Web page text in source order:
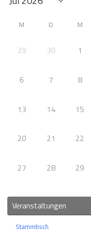
M D M
29 30 1
6 7 8
13 14 15
20 21 22
27 28 29
Veranstaltungen
Stammtisch